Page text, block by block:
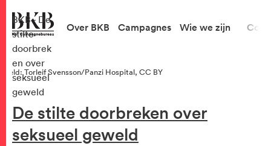
BKB - De
stilte
doorbrek
en over
seksueel
geweld
Over BKB Campagnes Wie we zijn
Beeld: Torleif Svensson/Panzi Hospital, CC BY
De stilte doorbreken over
seksueel geweld